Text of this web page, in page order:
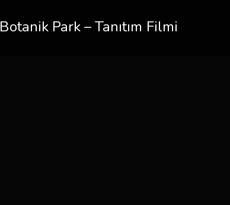
Park – Tanıtım Filmi